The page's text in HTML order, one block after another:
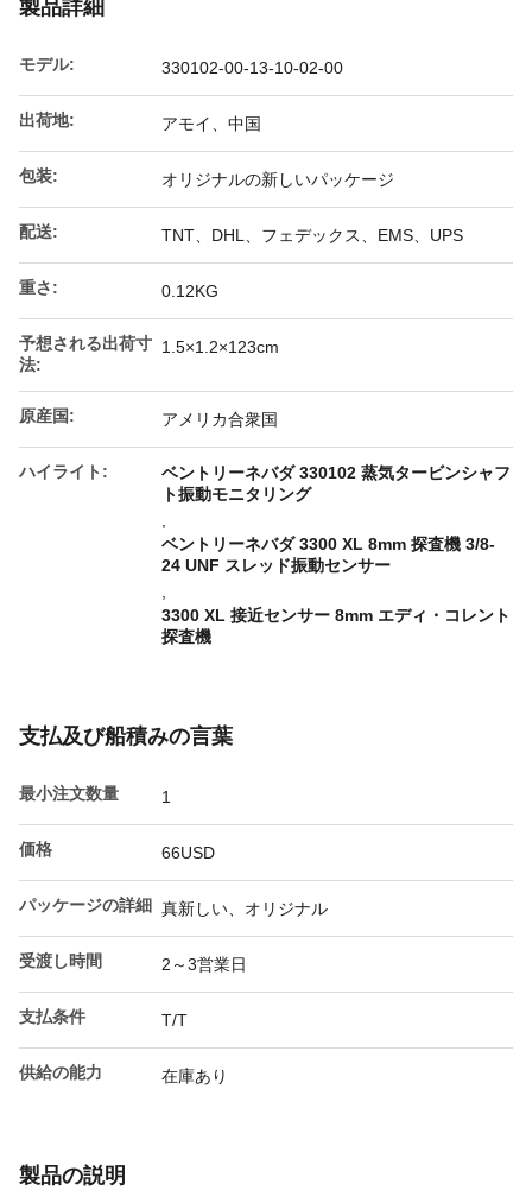
製品詳細
モデル: 330102-00-13-10-02-00
出荷地: アモイ、中国
包装: オリジナルの新しいパッケージ
配送: TNT、DHL、フェデックス、EMS、UPS
重さ: 0.12KG
予想される出荷寸
法:
1.5×1.2×123cm
原産国: アメリカ合衆国
ハイライト:
ベントリーネバダ 330102 蒸気タービンシャフ
ト振動モニタリング
ベントリーネバダ 3300 XL 8mm 探査機 3/8-
24 UNF スレッド振動センサー
3300 XL 接近センサー 8mm エディ・コレント
探査機
支払及び船積みの言葉
最小注文数量 1
価格 66USD
パッケージの詳細 真新しい、オリジナル
受渡し時間 2～3営業日
支払条件 T/T
供給の能力 在庫あり
製品の説明